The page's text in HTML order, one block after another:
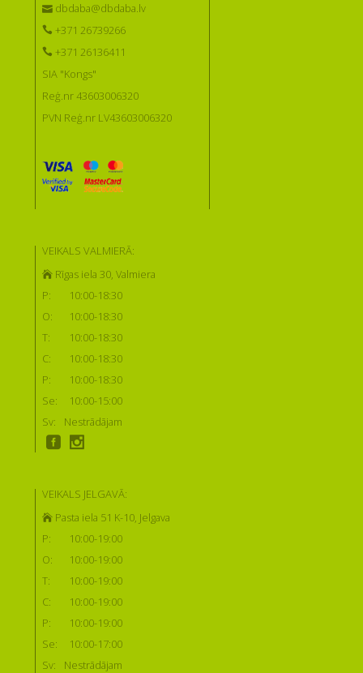
dbdaba@dbdaba.lv
+371 26739266
+371 26136411
SIA "Kongs"
Reģ.nr 43603006320
PVN Reģ.nr LV43603006320
VEIKALS VALMIERĀ:
Rīgas iela 30, Valmiera
P:
10:00-18:30
O:
10:00-18:30
T:
10:00-18:30
C:
10:00-18:30
P:
10:00-18:30
Se:
10:00-15:00
Sv:
Nestrādājam
VEIKALS JELGAVĀ:
Pasta iela 51 K-10, Jelgava
P:
10:00-19:00
O:
10:00-19:00
T:
10:00-19:00
C:
10:00-19:00
P:
10:00-19:00
Se:
10:00-17:00
Sv:
Nestrādājam